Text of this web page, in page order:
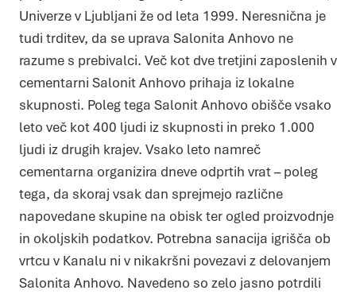
Univerze v Ljubljani že od leta 1999. Neresnična je
tudi trditev, da se uprava Salonita Anhovo ne
razume s prebivalci. Več kot dve tretjini zaposlenih v
cementarni Salonit Anhovo prihaja iz lokalne
skupnosti. Poleg tega Salonit Anhovo obišče vsako
leto več kot 400 ljudi iz skupnosti in preko 1.000
ljudi iz drugih krajev. Vsako leto namreč
cementarna organizira dneve odprtih vrat – poleg
tega, da skoraj vsak dan sprejmejo različne
napovedane skupine na obisk ter ogled proizvodnje
in okoljskih podatkov. Potrebna sanacija igrišča ob
vrtcu v Kanalu ni v nikakršni povezavi z delovanjem
Salonita Anhovo. Navedeno so zelo jasno potrdili